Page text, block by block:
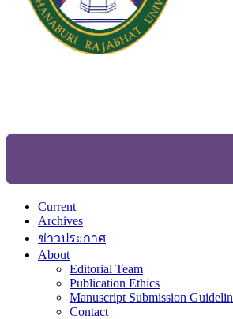
Current
Archives
ข่าวประกาศ
About
Editorial Team
Publication Ethics
Manuscript Submission
Contact